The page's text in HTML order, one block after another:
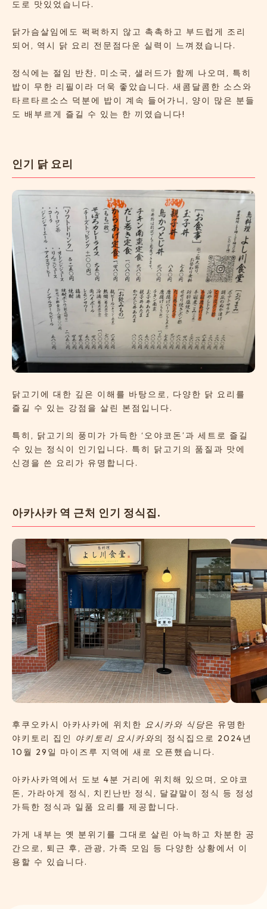
도로 맛있었습니다.
닭가슴살임에도 퍽퍽하지 않고 촉촉하고 부드럽게 조리
되어, 역시 닭 요리 전문점다운 실력이 느껴졌습니다.
정식에는 절임 반찬, 미소국, 샐러드가 함께 나오며, 특히
밥이 무한 리필이라 더욱 좋았습니다. 새콤달콤한 소스와
타르타르소스 덕분에 밥이 계속 들어가니, 양이 많은 분들
도 배부르게 즐길 수 있는 한 끼였습니다!
인기 닭 요리
닭고기에 대한 깊은 이해를 바탕으로, 다양한 닭 요리를
즐길 수 있는 강점을 살린 본점입니다.
특히, 닭고기의 풍미가 가득한 ‘오야코돈’과 세트로 즐길
수 있는 정식이 인기입니다. 특히 닭고기의 품질과 맛에
신경을 쓴 요리가 유명합니다.
아카사카 역 근처 인기 정식집.
후쿠오카시 아카사카에 위치한 요시카와 식당은 유명한
야키토리 집인
야키토리 요시카와의 정식집으로 2024년
10월 29일 마이즈루 지역에 새로 오픈했습니다.
아카사카역에서 도보 4분 거리에 위치해 있으며, 오야코
돈, 가라아게 정식, 치킨난반 정식, 달걀말이 정식 등 정성
가득한 정식과 일품 요리를 제공합니다.
가게 내부는 옛 분위기를 그대로 살린 아늑하고 차분한 공
간으로, 퇴근 후, 관광, 가족 모임 등 다양한 상황에서 이
용할 수 있습니다.